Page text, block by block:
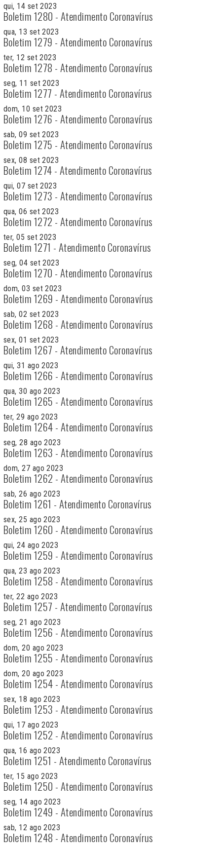
qui, 14 set 2023
Boletim 1280 - Atendimento Coronavírus
qua, 13 set 2023
Boletim 1279 - Atendimento Coronavírus
ter, 12 set 2023
Boletim 1278 - Atendimento Coronavírus
seg, 11 set 2023
Boletim 1277 - Atendimento Coronavírus
dom, 10 set 2023
Boletim 1276 - Atendimento Coronavírus
sab, 09 set 2023
Boletim 1275 - Atendimento Coronavírus
sex, 08 set 2023
Boletim 1274 - Atendimento Coronavírus
qui, 07 set 2023
Boletim 1273 - Atendimento Coronavírus
qua, 06 set 2023
Boletim 1272 - Atendimento Coronavírus
ter, 05 set 2023
Boletim 1271 - Atendimento Coronavírus
seg, 04 set 2023
Boletim 1270 - Atendimento Coronavírus
dom, 03 set 2023
Boletim 1269 - Atendimento Coronavírus
sab, 02 set 2023
Boletim 1268 - Atendimento Coronavírus
sex, 01 set 2023
Boletim 1267 - Atendimento Coronavírus
qui, 31 ago 2023
Boletim 1266 - Atendimento Coronavírus
qua, 30 ago 2023
Boletim 1265 - Atendimento Coronavírus
ter, 29 ago 2023
Boletim 1264 - Atendimento Coronavírus
seg, 28 ago 2023
Boletim 1263 - Atendimento Coronavírus
dom, 27 ago 2023
Boletim 1262 - Atendimento Coronavírus
sab, 26 ago 2023
Boletim 1261 - Atendimento Coronavírus
sex, 25 ago 2023
Boletim 1260 - Atendimento Coronavírus
qui, 24 ago 2023
Boletim 1259 - Atendimento Coronavírus
qua, 23 ago 2023
Boletim 1258 - Atendimento Coronavírus
ter, 22 ago 2023
Boletim 1257 - Atendimento Coronavírus
seg, 21 ago 2023
Boletim 1256 - Atendimento Coronavírus
dom, 20 ago 2023
Boletim 1255 - Atendimento Coronavírus
dom, 20 ago 2023
Boletim 1254 - Atendimento Coronavírus
sex, 18 ago 2023
Boletim 1253 - Atendimento Coronavírus
qui, 17 ago 2023
Boletim 1252 - Atendimento Coronavírus
qua, 16 ago 2023
Boletim 1251 - Atendimento Coronavírus
ter, 15 ago 2023
Boletim 1250 - Atendimento Coronavírus
seg, 14 ago 2023
Boletim 1249 - Atendimento Coronavírus
sab, 12 ago 2023
Boletim 1248 - Atendimento Coronavírus